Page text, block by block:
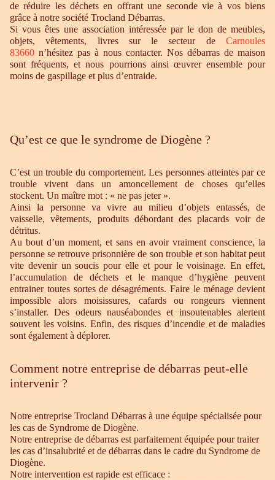
de réduire les déchets en offrant une seconde vie à vos biens
grâce à notre société Trocland Débarras.
Si vous êtes une association intéressée par le don de meubles,
objets, vêtements, livres sur le secteur de Carnoules
83660 n’hésitez pas à nous contacter. Nos débarras de maison
sont fréquents, et nous pourrions ainsi œuvrer ensemble pour
moins de gaspillage et plus d’entraide.
Qu’est ce que le syndrome de Diogène ?
C’est un trouble du comportement. Les personnes atteintes par ce
trouble vivent dans un amoncellement de choses qu’elles
stockent. Un maître mot : « ne pas jeter ».
Ainsi la personne va vivre au milieu d’objets entassés, de
vaisselle, vêtements, produits débordant des placards voir de
détritus.
Au bout d’un moment, et sans en avoir vraiment conscience, la
personne se retrouve prisonnière de son trouble et son habitat peut
vite devenir un soucis pour elle et pour le voisinage. En effet,
l’accumulation de déchets et le manque d’hygiène peuvent
entrainer toutes sortes de désagréments. Faire le ménage devient
impossible alors moisissures, cafards ou rongeurs viennent
s’installer. Des odeurs nauséabondes et insoutenables alertent
souvent les voisins. Enfin, des risques d’incendie et de maladies
sont également à déplorer.
Comment notre entreprise de débarras peut-elle
intervenir ?
Notre entreprise Trocland Débarras à une équipe spécialisée pour
les cas de Syndrome de Diogène.
Notre entreprise de débarras est parfaitement équipée pour traiter
les cas d’insalubrité et de débarras dans le cadre du Syndrome de
Diogène.
Notre intervention est rapide est efficace :